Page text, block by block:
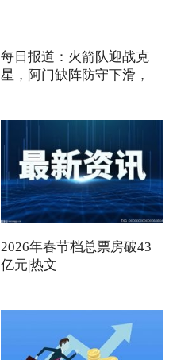
每日报道：火箭队迎战克
星，阿门缺阵防守下滑，
2026年春节档总票房破43
亿元|热文